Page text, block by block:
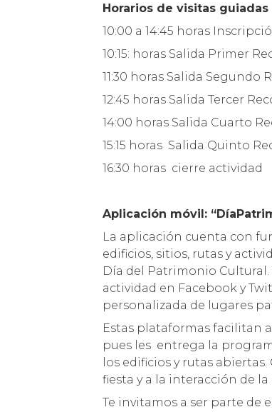
Horarios de visitas guiadas
10:00 a 14:45 horas
10:15: horas Salida Primer
11:30 horas Salida Segundo
12:45 horas Salida Tercer
14:00 horas Salida Cuarto
15:15 horas Salida Quinto
16:30 horas cierre actividad
Aplicación móvil:
La aplicación cuenta con
edificios, sitios, rutas y
Día del Patrimonio
actividad en Facebook y
personalizada de lugares
Estas plataformas facilitan
pues les entrega la
los edificios y rutas
fiesta y a la interacción de
Te invitamos a ser parte de